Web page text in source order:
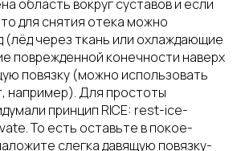
область вокруг суставов и если
для снятия отека можно
(лёд через ткань или охлаждающие
поврежденной конечности наверх
повязку (можно использовать
например). Для простоты
принцип RICE: rest-ice-
То есть оставьте в покое-
слегка давящую повязку-